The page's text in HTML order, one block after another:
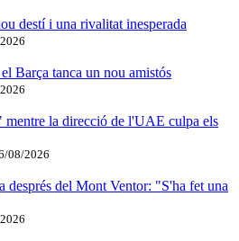
destí i una rivalitat inesperada
Barça tanca un nou amistós
mentre la direcció de l'UAE culpa els
08/2026
després del Mont Ventor: "S'ha fet una